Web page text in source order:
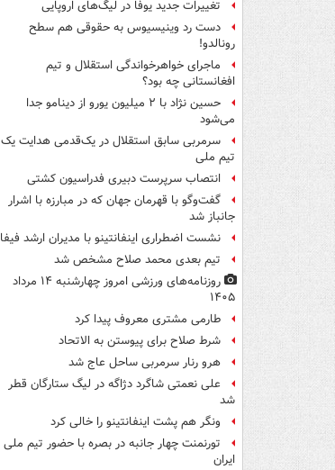
تغییرات جدید یوفا در لیگ‌های اروپایی
دست رد وینیسیوس به حقوقی هم سطح
رونالدو!
ماجرای خواهرخواندگی استقلال و تیم
افغانستانی چه بود؟
حسین نژاد با ۲ میلیون یورو از دینامو جدا
می‌شود
سرمربی سابق استقلال در یک‌قدمی هدایت یک
تیم ملی
انتصاب سرپرست دبیری فدراسیون کشتی
گفت‌وگو با قهرمان جهان که در مبارزه با اشرار
جانباز شد
نشست اضطراری اینفانتینو با مدیران ارشد فیفا
تیم بعدی محمد صلاح مشخص شد
روزنامه‌های ورزشی امروز چهارشنبه ۱۴ مرداد
۱۴۰۵
طارمی مشتری معروف پیدا کرد
شرط صلاح برای پیوستن به الاتحاد
هرو رنار سرمربی ساحل عاج شد
علی نعمتی شاگرد دژاگه در لیگ ستارگان قطر
شد
ونگر هم پشت اینفانتینو را خالی کرد
تورنمنت چهار جانبه در بصره با حضور تیم ملی
ایران